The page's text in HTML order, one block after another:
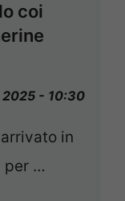
coi
2025 - 10:30
in
per …